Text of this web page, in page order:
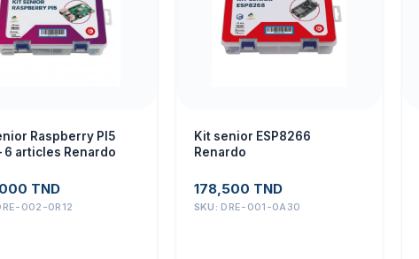
Raspberry PI5
6 articles Renardo
TND
002-0R12
Kit senior ESP8266
Renardo
178,500 TND
SKU: DRE-001-0A30